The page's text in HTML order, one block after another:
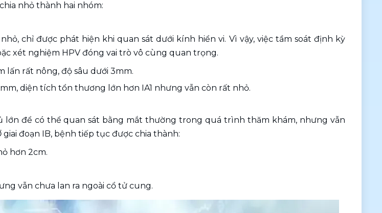
nhỏ thành hai nhóm:
chỉ được phát hiện khi quan sát dưới kính hiển vi. Vì vậy, việc tầm soát định kỳ
xét nghiệm HPV đóng vai trò vô cùng quan trọng.
lấn rất nông, độ sâu dưới 3mm.
diện tích tổn thương lớn hơn IA1 nhưng vẫn còn rất nhỏ.
lớn để có thể quan sát bằng mắt thường trong quá trình thăm khám, nhưng vẫn
đoạn IB, bệnh tiếp tục được chia thành:
hơn 2cm.
vẫn chưa lan ra ngoài cổ tử cung.